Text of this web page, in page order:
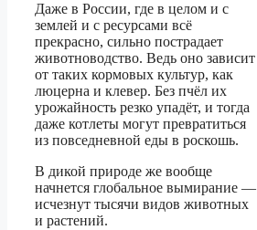
Даже в России, где в целом и с
землей и с ресурсами всё
прекрасно, сильно пострадает
животноводство. Ведь оно зависит
от таких кормовых культур, как
люцерна и клевер. Без пчёл их
урожайность резко упадёт, и тогда
даже котлеты могут превратиться
из повседневной еды в роскошь.
В дикой природе же вообще
начнется глобальное вымирание —
исчезнут тысячи видов животных
и растений.